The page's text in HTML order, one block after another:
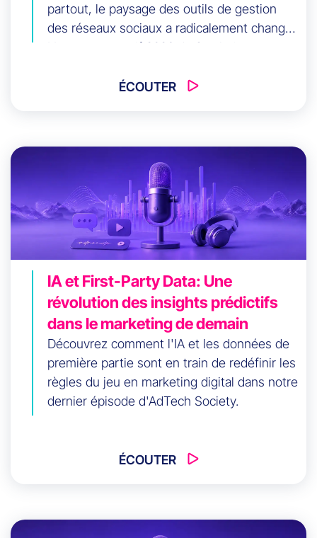
partout, le paysage des outils de gestion
des réseaux sociaux a radicalement changé.
Notre comparatif 2026 de 9 solutions, avec
correspond vraiment à vos besoins.
ÉCOUTER
IA et First-Party Data: Une
révolution des insights prédictifs
dans le marketing de demain
Découvrez comment l'IA et les données de
première partie sont en train de redéfinir les
règles du jeu en marketing digital dans notre
dernier épisode d'AdTech Society.
ÉCOUTER